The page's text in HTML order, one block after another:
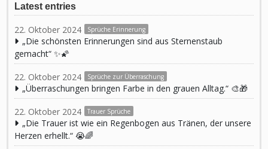
Latest entries
22. Oktober 2024 Sprüche Erinnerung
„Die schönsten Erinnerungen sind aus Sternenstaub
gemacht“ ✨🌠
22. Oktober 2024 Sprüche zur Überraschung
„Überraschungen bringen Farbe in den grauen Alltag.“ 🎨🎁
22. Oktober 2024 Trauer Sprüche
„Die Trauer ist wie ein Regenbogen aus Tränen, der unsere
Herzen erhellt.“ 😭🌈